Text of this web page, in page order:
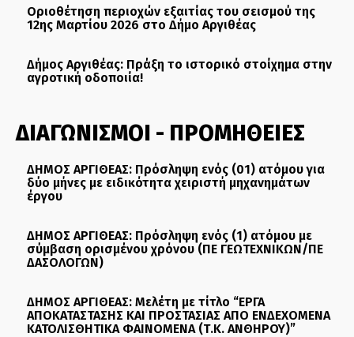
Οριοθέτηση περιοχών εξαιτίας του σεισμού της
12ης Μαρτίου 2026 στο Δήμο Αργιθέας
Δήμος Αργιθέας: Πράξη το ιστορικό στοίχημα στην
αγροτική οδοποιία!
ΔΙΑΓΩΝΙΣΜΟΙ - ΠΡΟΜΗΘΕΙΕΣ
ΔΗΜΟΣ ΑΡΓΙΘΕΑΣ: Πρόσληψη ενός (01) ατόμου για
δύο μήνες με ειδικότητα χειριστή μηχανημάτων
έργου
ΔΗΜΟΣ ΑΡΓΙΘΕΑΣ: Πρόσληψη ενός (1) ατόμου με
σύμβαση ορισμένου χρόνου (ΠΕ ΓΕΩΤΕΧΝΙΚΩΝ/ΠΕ
ΔΑΣΟΛΟΓΩΝ)
ΔΗΜΟΣ ΑΡΓΙΘΕΑΣ: Μελέτη με τίτλο “ΕΡΓΑ
ΑΠΟΚΑΤΑΣΤΑΣΗΣ ΚΑΙ ΠΡΟΣΤΑΣΙΑΣ ΑΠΟ ΕΝΔΕΧΟΜΕΝΑ
ΚΑΤΟΛΙΣΘΗΤΙΚΑ ΦΑΙΝΟΜΕΝΑ (Τ.Κ. ΑΝΘΗΡΟΥ)”